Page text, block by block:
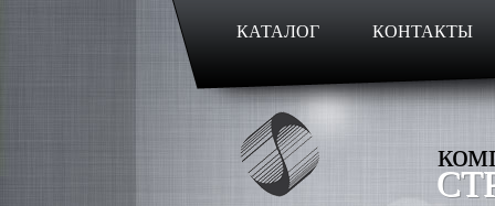
КАТАЛОГ КОНТАКТЫ